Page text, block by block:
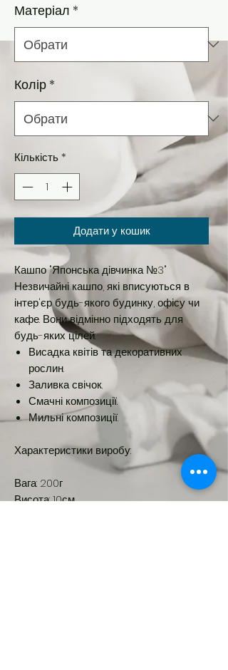
Матеріал *
Колір *
Кількість*
Додати у кошик
Кашпо "Японська дівчинка №3"
Незвичайні кашпо, які вписуються в
інтер'єр будь-якого будинку, офісу чи
кафе. Вони відмінно підходять для
будь-яких цілей:
Висадка квітів та декоративних
рослин.
Заливка свічок.
Смачні композиції.
Мильні композиції.
Характеристики виробу:
Вага: 200г
Висота: 10см